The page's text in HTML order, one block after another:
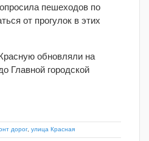
пешеходов по
от прогулок в этих
обновляли на
Главной городской
дорог, улица Красная